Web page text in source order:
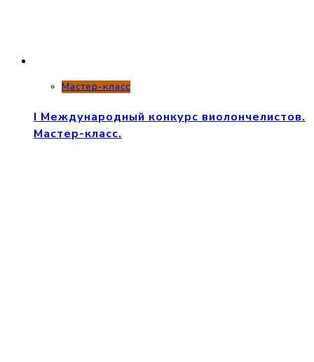
Мастер-класс
I Международный конкурс виолончелистов.
Мастер-класс.